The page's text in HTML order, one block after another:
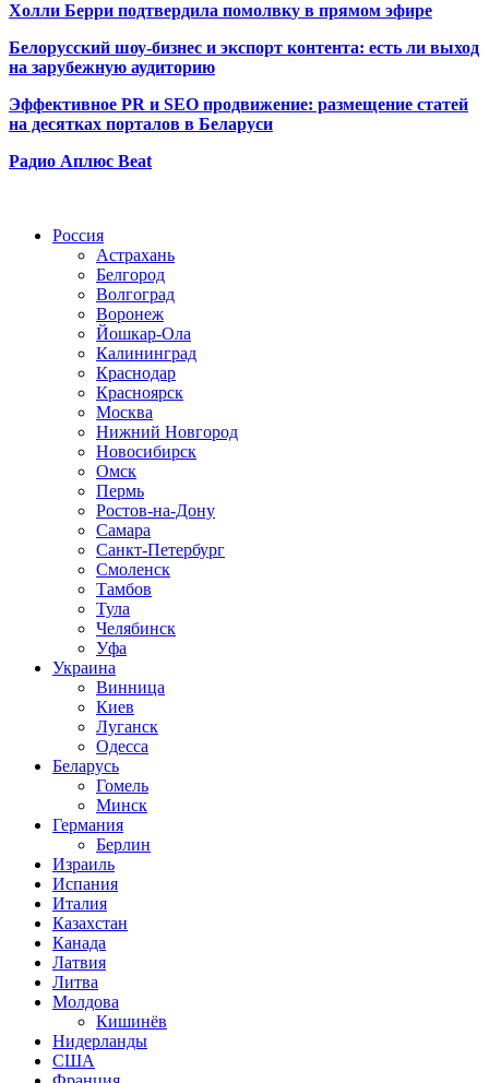
Холли Берри подтвердила помолвку в прямом эфире
Белорусский шоу-бизнес и экспорт контента: есть ли выход
на зарубежную аудиторию
Эффективное PR и SEO продвижение: размещение статей
на десятках порталов в Беларуси
Радио Аплюс Beat
Россия
Астрахань
Белгород
Волгоград
Воронеж
Йошкар-Ола
Калининград
Краснодар
Красноярск
Москва
Нижний Новгород
Новосибирск
Омск
Пермь
Ростов-на-Дону
Самара
Санкт-Петербург
Смоленск
Тамбов
Тула
Челябинск
Уфа
Украина
Винница
Киев
Луганск
Одесса
Беларусь
Гомель
Минск
Германия
Берлин
Израиль
Испания
Италия
Казахстан
Канада
Латвия
Литва
Молдова
Кишинёв
Нидерланды
США